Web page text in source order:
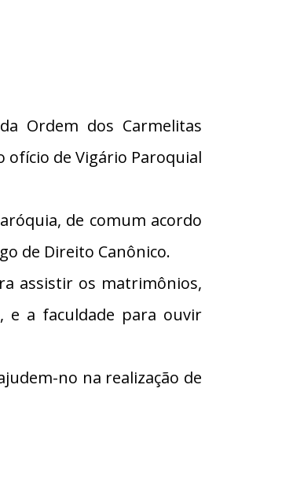
Ordem dos Carmelitas
ofício de Vigário Paroquial
de comum acordo
de Direito Canônico.
assistir os matrimônios,
e a faculdade para ouvir
no na realização de